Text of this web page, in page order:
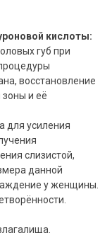
кислоты:
губ при
восстановление
и её
для усиления
слизистой,
данной
у женщины.